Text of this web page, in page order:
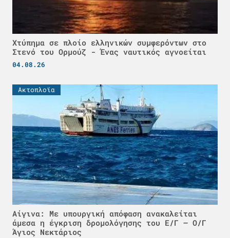
Χτύπημα σε πλοίο ελληνικών συμφερόντων στο
Στενό του Ορμούζ - Ένας ναυτικός αγνοείται
04.08.26
Ακτοπλοϊα
Αίγινα: Με υπουργική απόφαση ανακαλείται
άμεσα η έγκριση δρομολόγησης του Ε/Γ – Ο/Γ
Άγιος Νεκτάριος